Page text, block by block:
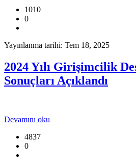
1010
0
Yayınlanma tarihi: Tem 18, 2025
2024 Yılı Girişimcilik
Sonuçları Açıklandı
Devamını oku
4837
0